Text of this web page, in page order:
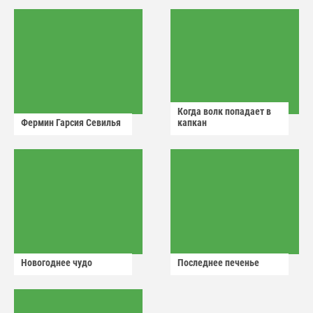
Фермин Гарсия Севилья
Когда волк попадает в
капкан
Новогоднее чудо Последнее печенье